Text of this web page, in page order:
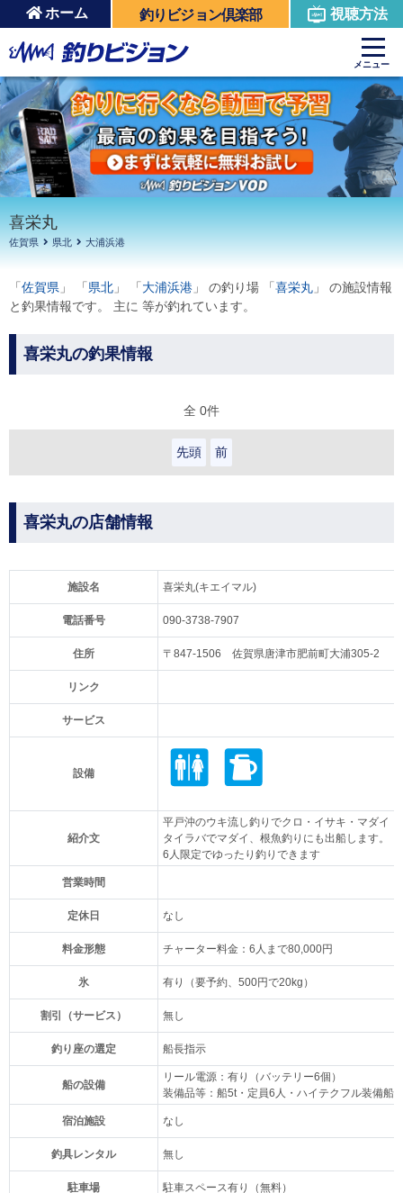
ホーム 釣りビジョン倶楽部 視聴方法
メニュー
喜栄丸
佐賀県 県北 大浦浜港
「 佐賀県 」 「 県北 」 「 大浦浜港 」 の釣り場 「 喜栄丸 」 の施設情報
と釣果情報です。 主に 等が釣れています。
喜栄丸の釣果情報
全 0件
先頭 前
喜栄丸の店舗情報
施設名 喜栄丸(キエイマル)
電話番号 090-3738-7907
住所 〒847-1506 佐賀県唐津市肥前町大浦305-2
リンク
サービス
設備
紹介文
平戸沖のウキ流し釣りでクロ・イサキ・マダイ・
タイラバでマダイ、根魚釣りにも出船します。
6人限定でゆったり釣りできます
営業時間
定休日 なし
料金形態 チャーター料金：6人まで80,000円
氷 有り（要予約、500円で20kg）
割引（サービス） 無し
釣り座の選定 船長指示
船の設備
リール電源：有り（バッテリー6個）
装備品等：船5t・定員6人・ハイテクフル装備船
宿泊施設 なし
釣具レンタル 無し
駐車場 駐車スペース有り（無料）
周辺の施設を見る